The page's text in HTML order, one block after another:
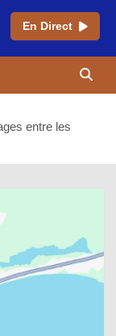
En Direct
entre les